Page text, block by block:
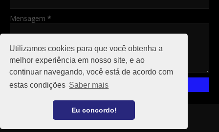
Utilizamos cookies para que você obtenha a
melhor experiência em nosso site, e ao
continuar navegando, você está de acordo com
estas condições Saber mais
Eu concordo!
Mensagem *